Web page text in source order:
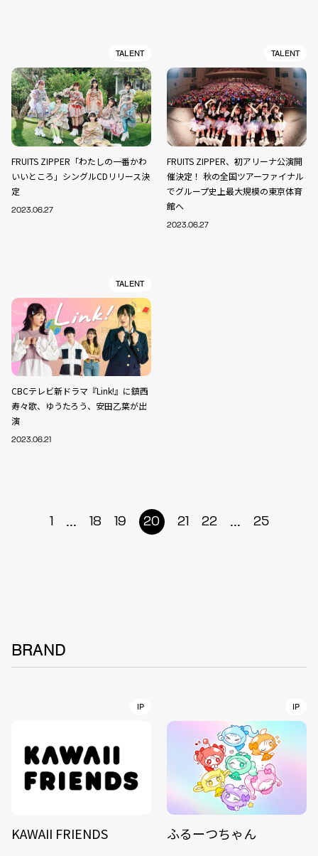
TALENT
FRUITS ZIPPER「わたしの一番かわ
いいところ」シングルCDリリース決
定
2023.06.27
TALENT
FRUITS ZIPPER、初アリーナ公演開
催決定！ 秋の全国ツアーファイナル
でグループ史上最大規模の東京体育
館へ
2023.06.27
TALENT
CBCテレビ新ドラマ『Link!』に鎮西
寿々歌、ゆうたろう、安田乙葉が出
演
2023.06.21
1 ... 18 19 20 21 22 ... 25
BRAND
IP
KAWAII FRIENDS
IP
ふるーつちゃん